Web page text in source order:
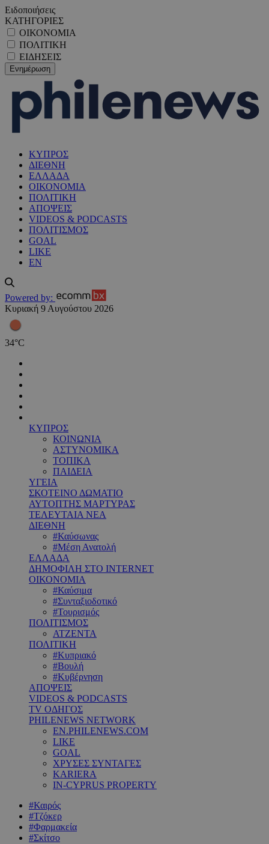
Ειδοποιήσεις
ΚΑΤΗΓΟΡΙΕΣ
ΟΙΚΟΝΟΜΙΑ
ΠΟΛΙΤΙΚΗ
ΕΙΔΗΣΕΙΣ
ΚΥΠΡΟΣ
ΔΙΕΘΝΗ
ΕΛΛΑΔΑ
ΟΙΚΟΝΟΜΙΑ
ΠΟΛΙΤΙΚΗ
ΑΠΟΨΕΙΣ
VIDEOS & PODCASTS
ΠΟΛΙΤΙΣΜΟΣ
GOAL
LIKE
EN
Powered by:
Κυριακή 9 Αυγούστου 2026
34°C
ΚΥΠΡΟΣ
ΚΟΙΝΩΝΙΑ
ΑΣΤΥΝΟΜΙΚΑ
ΤΟΠΙΚΑ
ΠΑΙΔΕΙΑ
ΥΓΕΙΑ
ΣΚΟΤΕΙΝΟ ΔΩΜΑΤΙΟ
ΑΥΤΟΠΤΗΣ ΜΑΡΤΥΡΑΣ
ΤΕΛΕΥΤΑΙΑ ΝΕΑ
ΔΙΕΘΝΗ
#Καύσωνας
#Μέση Ανατολή
ΕΛΛΑΔΑ
ΔΗΜΟΦΙΛΗ ΣΤΟ INTERNET
ΟΙΚΟΝΟΜΙΑ
#Καύσιμα
#Συνταξιοδοτικό
#Τουρισμός
ΠΟΛΙΤΙΣΜΟΣ
ΑΤΖΕΝΤΑ
ΠΟΛΙΤΙΚΗ
#Κυπριακό
#Βουλή
#Κυβέρνηση
ΑΠΟΨΕΙΣ
VIDEOS & PODCASTS
TV ΟΔΗΓΟΣ
PHILENEWS NETWORK
EN.PHILENEWS.COM
LIKE
GOAL
ΧΡΥΣΕΣ ΣΥΝΤΑΓΕΣ
KARIERA
IN-CYPRUS PROPERTY
#Καιρός
#Τζόκερ
#Φαρμακεία
#Σκίτσο